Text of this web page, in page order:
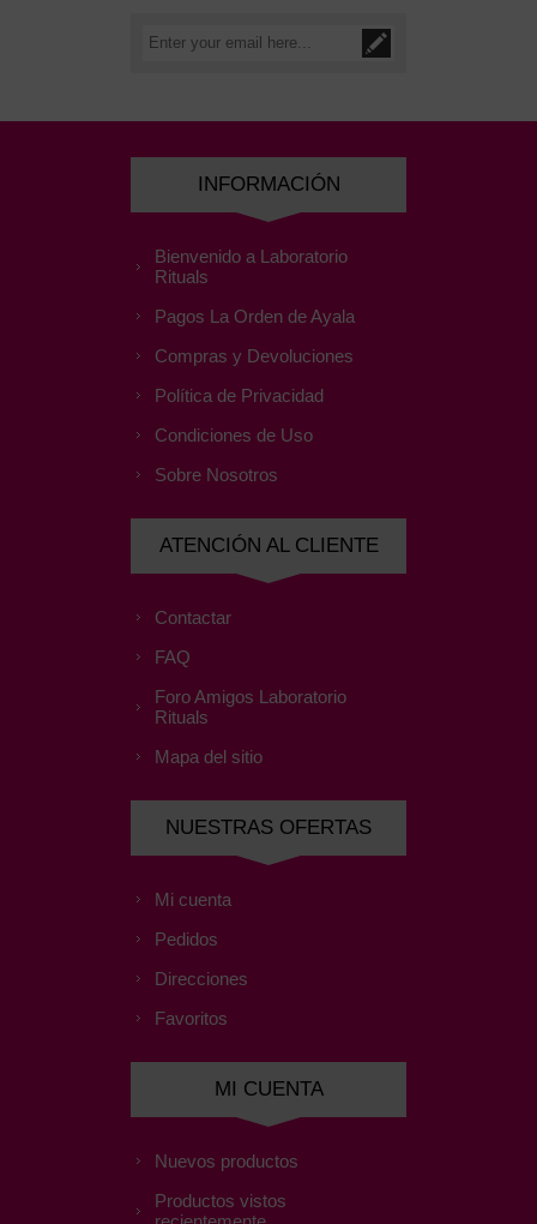
INFORMACIÓN
Bienvenido a Laboratorio
Rituals
Pagos La Orden de Ayala
Compras y Devoluciones
Política de Privacidad
Condiciones de Uso
Sobre Nosotros
ATENCIÓN AL CLIENTE
Contactar
FAQ
Foro Amigos Laboratorio
Rituals
Mapa del sitio
NUESTRAS OFERTAS
Mi cuenta
Pedidos
Direcciones
Favoritos
MI CUENTA
Nuevos productos
Productos vistos